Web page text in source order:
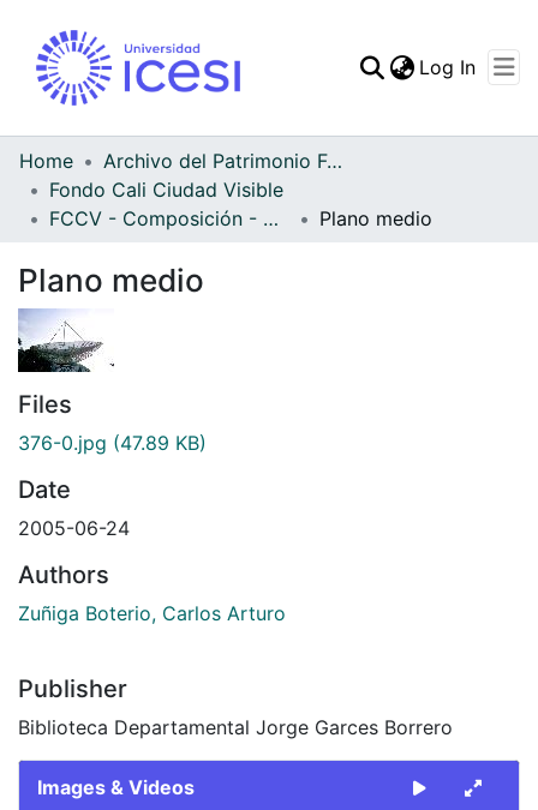
Log In
Home
Archivo del Patrimonio Fotográfico y Fílmico del Valle del Cauca
Fondo Cali Ciudad Visible
FCCV - Composición - Patrimonial
Plano medio
Plano medio
Files
376-0.jpg (47.89 KB)
Date
2005-06-24
Authors
Zuñiga Boterio, Carlos Arturo
Publisher
Biblioteca Departamental Jorge Garces Borrero
Images & Videos